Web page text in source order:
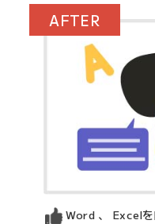
AFTER
Word 、 Excelを